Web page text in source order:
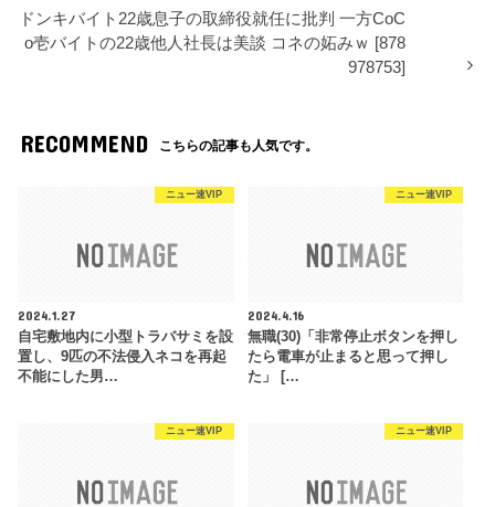
ドンキバイト22歳息子の取締役就任に批判 一方CoC
o壱バイトの22歳他人社長は美談 コネの妬みｗ [878
978753]
RECOMMEND こちらの記事も人気です。
ニュー速VIP
2024.1.27
自宅敷地内に小型トラバサミを設
置し、9匹の不法侵入ネコを再起
不能にした男…
ニュー速VIP
2024.4.16
無職(30)「非常停止ボタンを押し
たら電車が止まると思って押し
た」 […
ニュー速VIP ニュー速VIP